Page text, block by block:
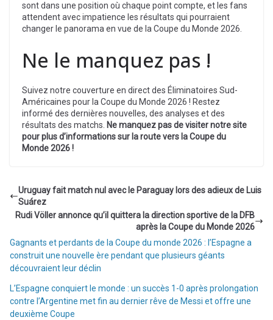
sont dans une position où chaque point compte, et les fans
attendent avec impatience les résultats qui pourraient
changer le panorama en vue de la Coupe du Monde 2026.
Ne le manquez pas !
Suivez notre couverture en direct des Éliminatoires Sud-
Américaines pour la Coupe du Monde 2026 ! Restez
informé des dernières nouvelles, des analyses et des
résultats des matchs. Ne manquez pas de visiter notre site
pour plus d’informations sur la route vers la Coupe du
Monde 2026 !
Uruguay fait match nul avec le Paraguay lors des adieux de Luis
Suárez
Rudi Völler annonce qu’il quittera la direction sportive de la DFB
après la Coupe du Monde 2026
Gagnants et perdants de la Coupe du monde 2026 : l’Espagne a
construit une nouvelle ère pendant que plusieurs géants
découvraient leur déclin
L’Espagne conquiert le monde : un succès 1-0 après prolongation
contre l’Argentine met fin au dernier rêve de Messi et offre une
deuxième Coupe